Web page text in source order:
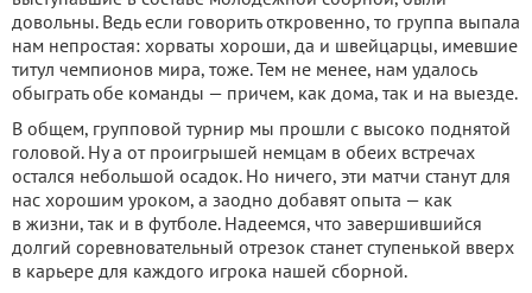
довольны. Ведь если говорить откровенно, то группа выпала
нам непростая: хорваты хороши, да и швейцарцы, имевшие
титул чемпионов мира, тоже. Тем не менее, нам удалось
обыграть обе команды — причем, как дома, так и на выезде.
В общем, групповой турнир мы прошли с высоко поднятой
головой. Ну а от проигрышей немцам в обеих встречах
остался небольшой осадок. Но ничего, эти матчи станут для
нас хорошим уроком, а заодно добавят опыта — как
в жизни, так и в футболе. Надеемся, что завершившийся
долгий соревновательный отрезок станет ступенькой вверх
в карьере для каждого игрока нашей сборной.